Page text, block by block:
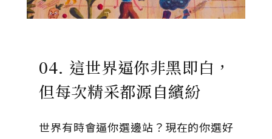
04. 這世界逼你非黑即白，
但每次精采都源自繽紛
世界有時會逼你選邊站？現在的你選好